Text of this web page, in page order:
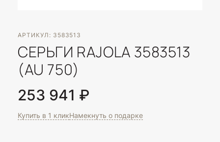
АРТИКУЛ: 3583513
СЕРЬГИ RAJOLA 3583513
(AU 750)
253 941 ₽
Купить в 1 кликНамекнуть о подарке